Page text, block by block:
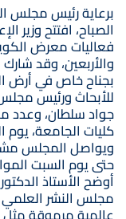
برعاية رئيس مجلس
الصباح، افتتح وزير
فعاليات معرض
والأربعين، وقد
بجناح خاص في أرض
للأبحاث ورئيس مجلس
جواد سلطان، وعدد
أوضح الأستاذ
مجلس النشر العلمي